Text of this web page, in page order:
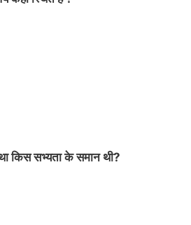
किस सभ्यता के समान थी?